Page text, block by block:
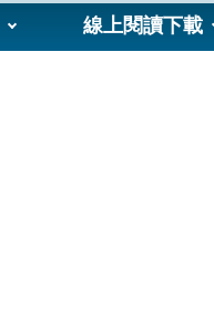
線上閱讀下載